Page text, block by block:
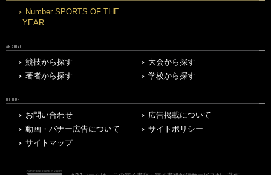
Number SPORTS OF THE
YEAR
ARCHIVE
競技から探す
大会から探す
著者から探す
学校から探す
OTHERS
お問い合わせ
広告掲載について
動画・バナー広告について
サイトポリシー
サイトマップ